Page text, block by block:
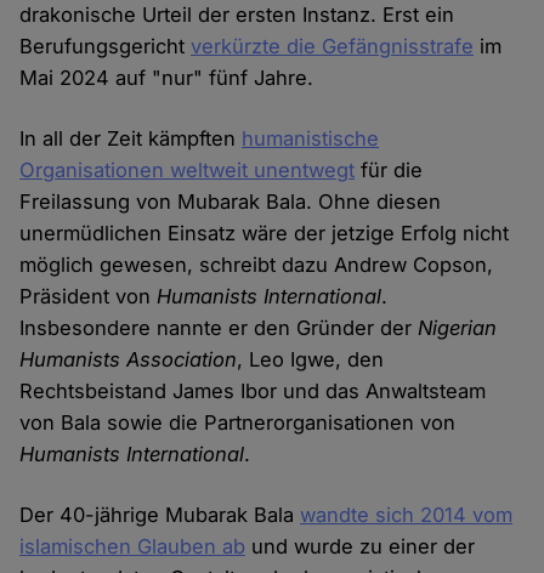
drakonische Urteil der ersten Instanz. Erst ein
Berufungsgerichtverkürzte die Gefängnisstrafe im
Mai 2024 auf "nur" fünf Jahre.
In all der Zeit kämpften humanistische
Organisationen weltweit unentwegt für die
Freilassung von Mubarak Bala. Ohne diesen
unermüdlichen Einsatz wäre der jetzige Erfolg nicht
möglich gewesen, schreibt dazu Andrew Copson,
Präsident vonHumanists International.
Insbesondere nannte er den Gründer derNigerian
Humanists Association, Leo Igwe, den
Rechtsbeistand James Ibor und das Anwaltsteam
von Bala sowie die Partnerorganisationen von
Humanists International.
Der 40-jährige Mubarak Bala wandte sich 2014 vom
islamischen Glauben ab und wurde zu einer der